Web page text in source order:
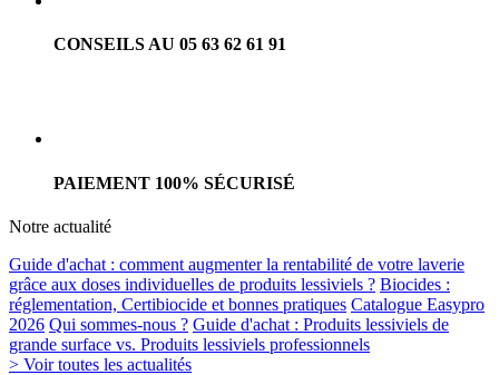
CONSEILS AU 05 63 62 61 91
PAIEMENT 100% SÉCURISÉ
Notre actualité
Guide d'achat : comment augmenter la rentabilité de votre laverie
grâce aux doses individuelles de produits lessiviels ? Biocides :
réglementation, Certibiocide et bonnes pratiques Catalogue Easypro
2026 Qui sommes-nous ? Guide d'achat : Produits lessiviels de
grande surface vs. Produits lessiviels professionnels
> Voir toutes les actualités